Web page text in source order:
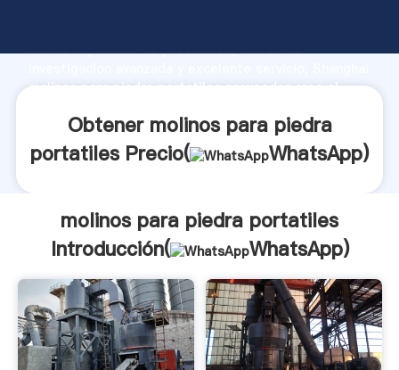
fuerte capacidad de producción, fuerza de
molinos para piedra portatiles proveedor crea el
Obtener molinos para piedra
portatiles Precio(
WhatsApp)
molinos para piedra portatiles
Introducción(
WhatsApp)